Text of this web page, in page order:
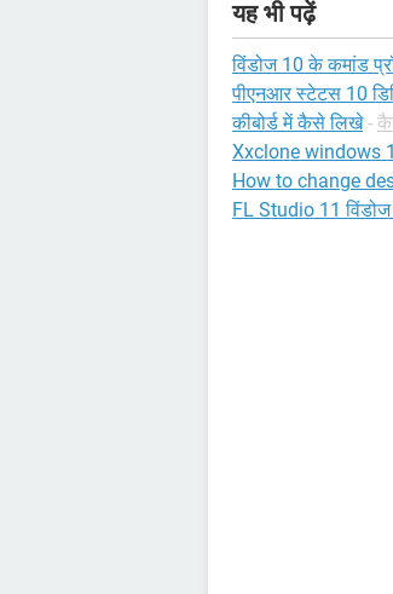
यह भी पढ़ें
विंडोज 10 के कमांड
पीएनआर स्टेटस 10
कीबोर्ड में कैसे लिखे -
Xxclone windows
How to change
FL Studio 11